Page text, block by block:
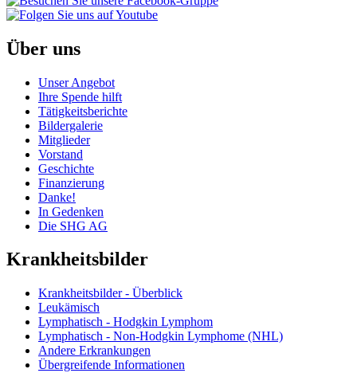
Über uns
Unser Angebot
Ihre Spende hilft
Tätigkeitsberichte
Bildergalerie
Mitglieder
Vorstand
Geschichte
Finanzierung
Danke!
In Gedenken
Die SHG AG
Krankheitsbilder
Krankheitsbilder - Überblick
Leukämisch
Lymphatisch - Hodgkin Lymphom
Lymphatisch - Non-Hodgkin Lymphome (NHL)
Andere Erkrankungen
Übergreifende Informationen